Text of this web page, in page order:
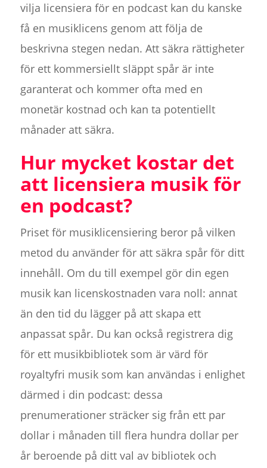
vilja licensiera för en podcast kan du kanske
få en musiklicens genom att följa de
beskrivna stegen nedan. Att säkra rättigheter
för ett kommersiellt släppt spår är inte
garanterat och kommer ofta med en
monetär kostnad och kan ta potentiellt
månader att säkra.
Hur mycket kostar det
att licensiera musik för
en podcast?
Priset för musiklicensiering beror på vilken
metod du använder för att säkra spår för ditt
innehåll. Om du till exempel gör din egen
musik kan licenskostnaden vara noll: annat
än den tid du lägger på att skapa ett
anpassat spår. Du kan också registrera dig
för ett musikbibliotek som är värd för
royaltyfri musik som kan användas i enlighet
därmed i din podcast: dessa
prenumerationer sträcker sig från ett par
dollar i månaden till flera hundra dollar per
år beroende på ditt val av bibliotek och